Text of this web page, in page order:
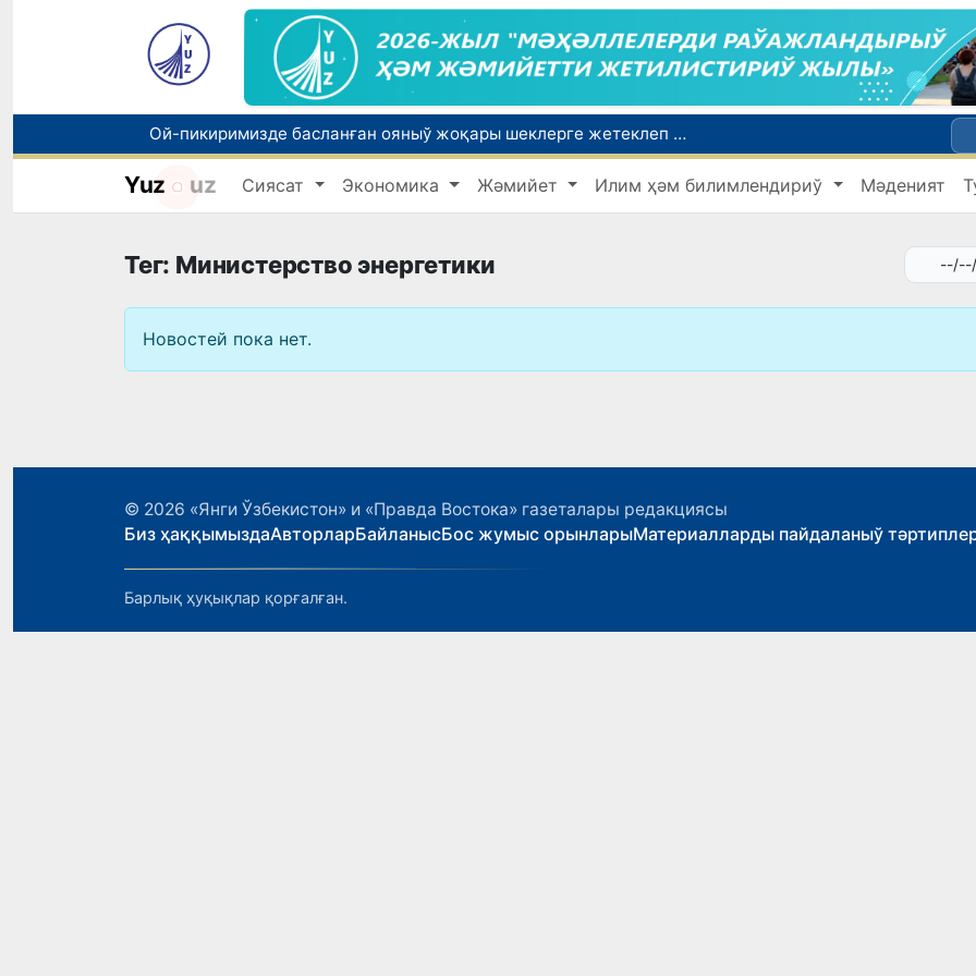
Ой-пикиримизде басланған ояныў жоқары шеклерге жетеклеп атыр
Өзбекстан мал гөши импортын арттырды: Ҳиндстан ҳәм Беларусь тийкарғы жеткерип бериўшилерге айланды
Өзбекстан ўәкиллери көркем гимнастика бойынша жәҳән чемпионатында қатнасады
Yuz uz Сиясат Экономика Жәмийет Илим ҳәм билимлендириў Мәденият
Тег: Министерство энергетики
Новостей пока нет.
© 2026 «Янги Ўзбекистон» и «Правда Востока» газеталары редакциясы
Биз ҳаққымыздаАвторларБайланысБос жумыс орынларыМатериалларды пайдаланыў
Барлық ҳуқықлар қорғалған.